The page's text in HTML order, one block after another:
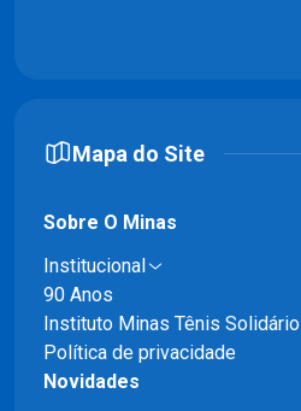
Mapa do Site
Sobre O Minas
Institucional
90 Anos
Instituto Minas Tênis Solidário
Política de privacidade
Novidades